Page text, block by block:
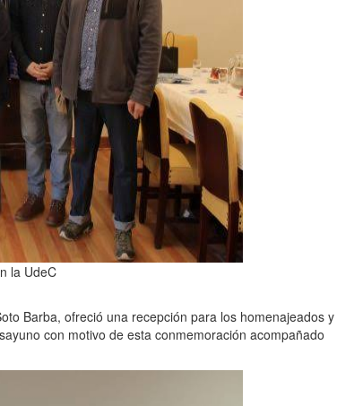
la UdeC
Barba, ofreció una recepción para los homenajeados y
con motivo de esta conmemoración acompañado